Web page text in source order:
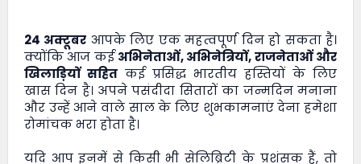
24 अक्टूबर आपके लिए एक महत्वपूर्ण दिन हो सकता है।
क्योंकि आज कईअभिनेताओं, अभिनेत्रियों, राजनेताओं और
खिलाड़ियों सहितकई प्रसिद्ध भारतीय हस्तियों के लिए
खास दिन है। अपने पसंदीदा सितारों का जन्मदिन मनाना
और उन्हें आने वाले साल के लिए शुभकामनाएं देना हमेशा
रोमांचक भरा होता है।
यदि आप इनमें से किसी भी सेलिब्रिटी के प्रशंसक हैं, तो